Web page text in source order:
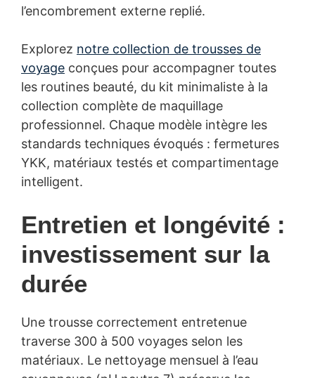
l’encombrement externe replié.
Explorez notre collection de trousses de
voyage conçues pour accompagner toutes
les routines beauté, du kit minimaliste à la
collection complète de maquillage
professionnel. Chaque modèle intègre les
standards techniques évoqués : fermetures
YKK, matériaux testés et compartimentage
intelligent.
Entretien et longévité :
investissement sur la
durée
Une trousse correctement entretenue
traverse 300 à 500 voyages selon les
matériaux. Le nettoyage mensuel à l’eau